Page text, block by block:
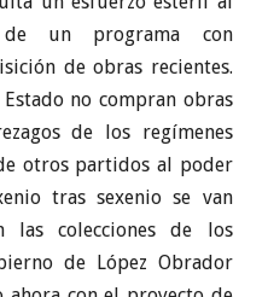
de un programa con
de obras recientes.
no compran obras
de los regímenes
otros partidos al poder
tras sexenio se van
las colecciones de los
de López Obrador